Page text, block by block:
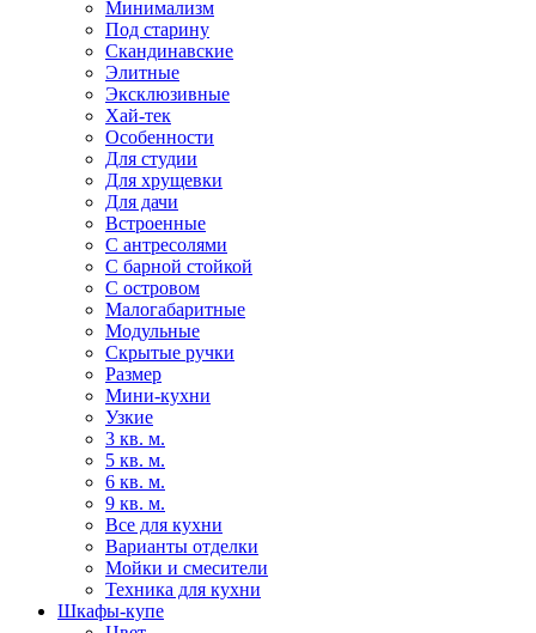
Минимализм
Под старину
Скандинавские
Элитные
Эксклюзивные
Хай-тек
Особенности
Для студии
Для хрущевки
Для дачи
Встроенные
С антресолями
С барной стойкой
С островом
Малогабаритные
Модульные
Скрытые ручки
Размер
Мини-кухни
Узкие
3 кв. м.
5 кв. м.
6 кв. м.
9 кв. м.
Все для кухни
Варианты отделки
Мойки и смесители
Техника для кухни
Шкафы-купе